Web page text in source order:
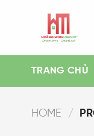
TRANG CHỦ
HOME /